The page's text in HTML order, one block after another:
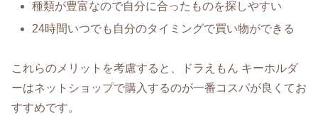
種類が豊富なので自分に合ったものを探しやすい
24時間いつでも自分のタイミングで買い物ができる
これらのメリットを考慮すると、ドラえもん キーホルダ
ーはネットショップで購入するのが一番コスパが良くてお
すすめです。